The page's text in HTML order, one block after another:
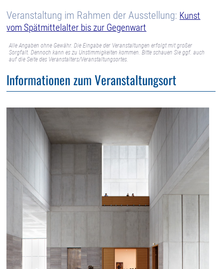
Veranstaltung im Rahmen der Ausstellung: Kunst
vom Spätmittelalter bis zur Gegenwart
Alle Angaben ohne Gewähr. Die Eingabe der Veranstaltungen erfolgt mit großer
Sorgfalt. Dennoch kann es zu Unstimmigkeiten kommen. Bitte schauen Sie ggf. auch
auf die Seite des Veranstalters/Veranstaltungsortes.
Informationen zum Veranstaltungsort